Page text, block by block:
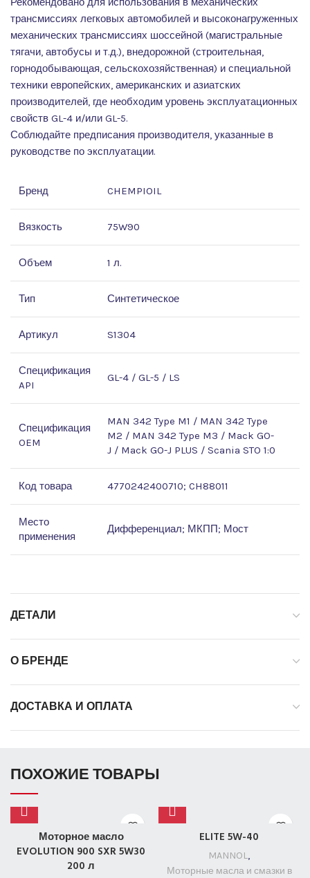
трансмиссиях легковых автомобилей и высоконагруженных
механических трансмиссиях шоссейной (магистральные
тягачи, автобусы и т.д.), внедорожной (строительная,
горнодобывающая, сельскохозяйственная) и специальной
техники европейских, американских и азиатских
производителей, где необходим уровень эксплуатационных
свойств GL-4 и/или GL-5.
Соблюдайте предписания производителя, указанные в
руководстве по эксплуатации.
Бренд CHEMPIOIL
Вязкость 75W90
Объем 1 л.
Тип Синтетическое
Артикул S1304
Спецификация
API
GL-4 / GL-5 / LS
Спецификация
OEM
MAN 342 Type M1 / MAN 342 Type
M2 / MAN 342 Type M3 / Mack GO-
J / Mack GO-J PLUS / Scania STO 1:0
Код товара 4770242400710; CH88011
Место
применения
Дифференциал; МКПП; Мост
ДЕТАЛИ
О БРЕНДЕ
ДОСТАВКА И ОПЛАТА
ПОХОЖИЕ ТОВАРЫ
Моторное масло
EVOLUTION 900 SXR 5W30
200 л
ELITE 5W-40
MANNOL,
Моторные масла и смазки в